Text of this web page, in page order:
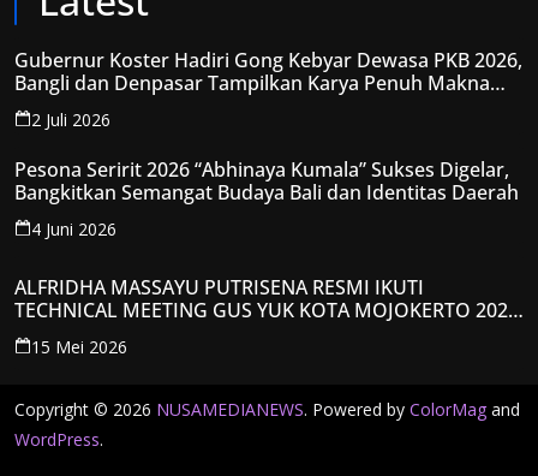
Gubernur Koster Hadiri Gong Kebyar Dewasa PKB 2026,
Bangli dan Denpasar Tampilkan Karya Penuh Makna
Spiritual
2 Juli 2026
Pesona Seririt 2026 “Abhinaya Kumala” Sukses Digelar,
Bangkitkan Semangat Budaya Bali dan Identitas Daerah
4 Juni 2026
ALFRIDHA MASSAYU PUTRISENA RESMI IKUTI
TECHNICAL MEETING GUS YUK KOTA MOJOKERTO 2026,
KANTONGI NOMOR PESERTA Y008
15 Mei 2026
Copyright © 2026 NUSAMEDIANEWS. Powered by ColorMag and
WordPress.